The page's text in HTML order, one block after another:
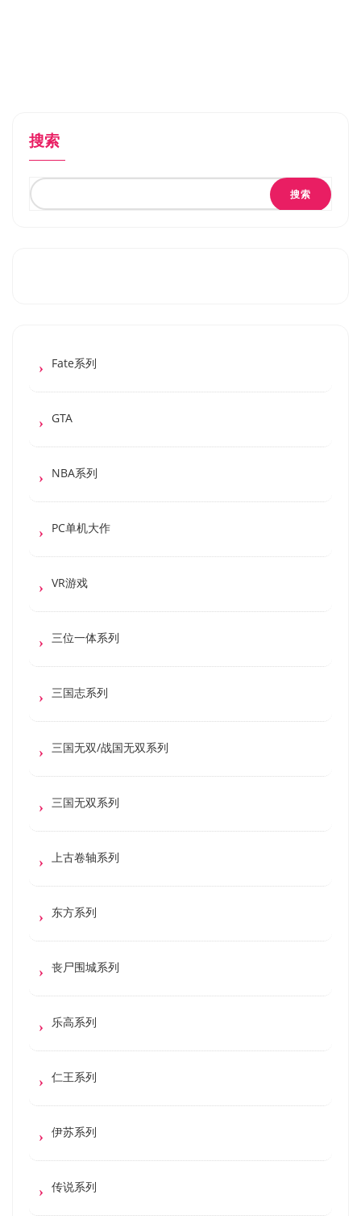
搜索
搜索
Fate系列
GTA
NBA系列
PC单机大作
VR游戏
三位一体系列
三国志系列
三国无双/战国无双系列
三国无双系列
上古卷轴系列
东方系列
丧尸围城系列
乐高系列
仁王系列
伊苏系列
传说系列